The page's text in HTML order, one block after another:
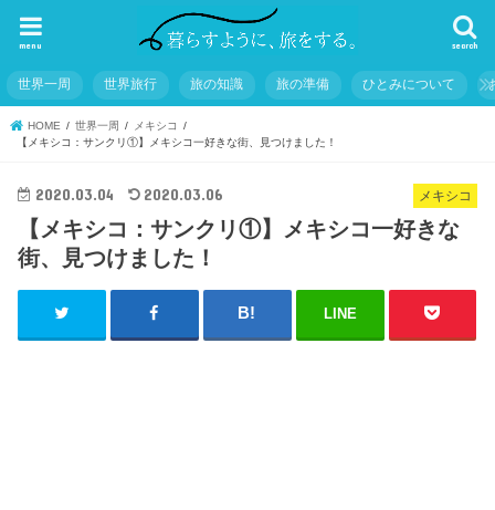
search
menu
世界一周 世界旅行 旅の知識 旅の準備 ひとみについて
HOME 世界一周
メキシコ
【メキシコ：サンクリ①】メキシコ一好きな街、見つけました！
メキシコ
2020.03.04 2020.03.06
【メキシコ：サンクリ①】メキシコ一好きな
街、見つけました！
LINE